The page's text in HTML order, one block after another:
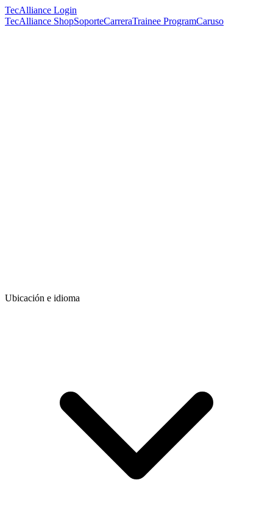
TecAlliance Login
TecAlliance ShopSoporteCarreraTrainee ProgramCaruso
Ubicación e idioma